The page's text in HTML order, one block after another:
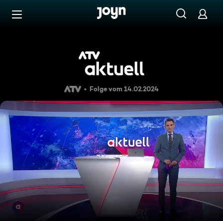
Zum Inhalt springen
Folge vom 14.02.2024